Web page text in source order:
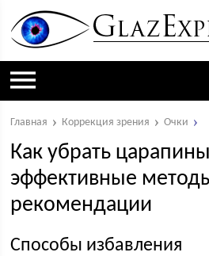
Главная Коррекция зрения Очки
Как убрать
эффективные
рекомендации
Способы избавления